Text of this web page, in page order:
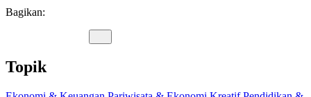
Bagikan:
Topik